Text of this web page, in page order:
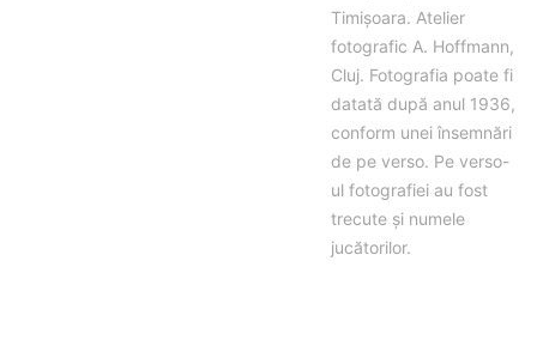
Timișoara. Atelier
fotografic A. Hoffmann,
Cluj. Fotografia poate fi
datată după anul 1936,
conform unei însemnări
de pe verso. Pe verso-
ul fotografiei au fost
trecute și numele
jucătorilor.